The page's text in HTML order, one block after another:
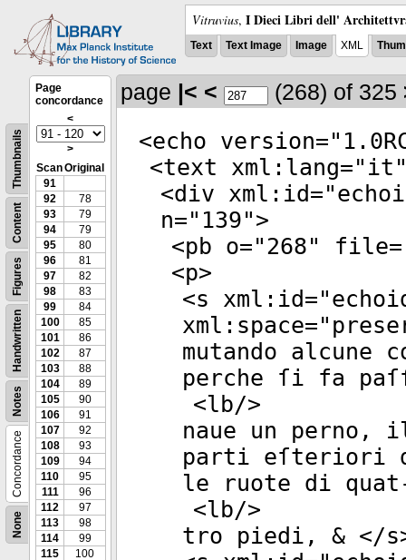
Vitruvius, I Dieci Libri dell'
Text Text Image Image XML
None
Concordance
Notes
Handwritten
Figures
Content
Thumbnails
Page
concordance
<
>
ScanOriginal
91
92
78
93
79
94
79
95
80
96
81
97
82
98
83
99
84
100
85
101
86
102
87
103
88
104
89
105
90
106
91
107
92
108
93
109
94
110
95
111
96
112
97
113
98
114
99
115
100
page |< < (268) of 325
<echo version="
<text xml:lang=" it
<div xml:id="
n=" 139">
<pb o="268" file
<p>
<s xml:id="
xml:space="
mutando
perche ſi fa
<lb/>
naue un perno,
parti eſteriori
le ruote di
<lb/>
tro piedi, & </s